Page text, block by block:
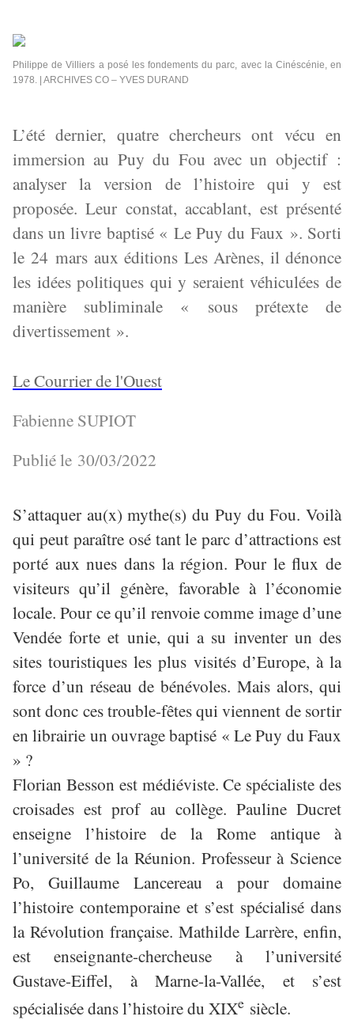
Philippe de Villiers a posé les fondements du parc, avec la Cinéscénie, en
1978. | ARCHIVES CO – YVES DURAND
L’été dernier, quatre chercheurs ont vécu en
immersion au Puy du Fou avec un objectif :
analyser la version de l’histoire qui y est
proposée. Leur constat, accablant, est présenté
dans un livre baptisé « Le Puy du Faux ». Sorti
le 24 mars aux éditions Les Arènes, il dénonce
les idées politiques qui y seraient véhiculées de
manière subliminale « sous prétexte de
divertissement ».
Le Courrier de l'Ouest
Fabienne SUPIOT
Publié le 30/03/2022
S’attaquer au(x) mythe(s) du Puy du Fou. Voilà
qui peut paraître osé tant le parc d’attractions est
porté aux nues dans la région. Pour le flux de
visiteurs qu’il génère, favorable à l’économie
locale. Pour ce qu’il renvoie comme image d’une
Vendée forte et unie, qui a su inventer un des
sites touristiques les plus visités d’Europe, à la
force d’un réseau de bénévoles. Mais alors, qui
sont donc ces trouble-fêtes qui viennent de sortir
en librairie un ouvrage baptisé « Le Puy du Faux
» ?
Florian Besson est médiéviste. Ce spécialiste des
croisades est prof au collège. Pauline Ducret
enseigne l’histoire de la Rome antique à
l’université de la Réunion. Professeur à Science
Po, Guillaume Lancereau a pour domaine
l’histoire contemporaine et s’est spécialisé dans
la Révolution française. Mathilde Larrère, enfin,
est enseignante-chercheuse à l’université
Gustave-Eiffel, à Marne-la-Vallée, et s’est
spécialisée dans l’histoire du XIXe siècle.